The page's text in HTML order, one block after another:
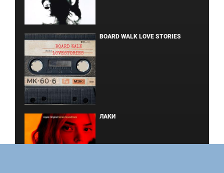
BOARD WALK LOVE STORIES
ЛАКИ